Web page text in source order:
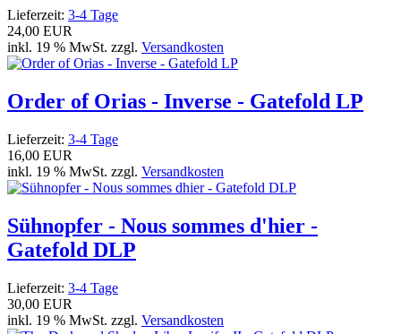
Lieferzeit: 3-4 Tage
24,00 EUR
inkl. 19 % MwSt. zzgl. Versandkosten
Order of Orias - Inverse - Gatefold LP
Lieferzeit: 3-4 Tage
16,00 EUR
inkl. 19 % MwSt. zzgl. Versandkosten
Sühnopfer - Nous sommes d'hier -
Gatefold DLP
Lieferzeit: 3-4 Tage
30,00 EUR
inkl. 19 % MwSt. zzgl. Versandkosten